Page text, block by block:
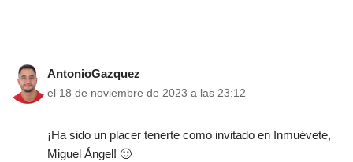
AntonioGazquez
el 18 de noviembre de 2023 a las 23:12
¡Ha sido un placer tenerte como invitado en Inmuévete,
Miguel Ángel! 🙂